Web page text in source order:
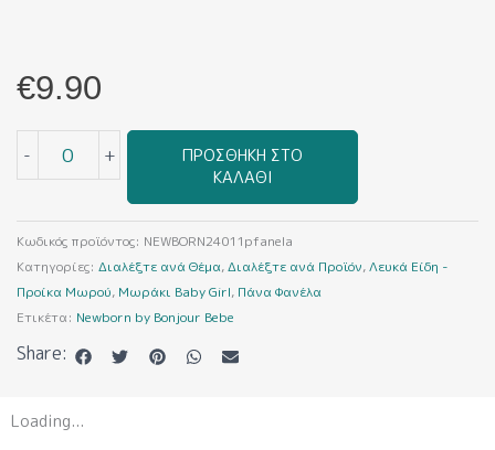
€9.90
-
(Πάνα
Φανέλα)
ποσότητα
+
ΠΡΟΣΘΉΚΗ ΣΤΟ
ΚΑΛΆΘΙ
Κωδικός προϊόντος: NEWBORN24011pfanela
Κατηγορίες: Διαλέξτε ανά Θέμα,Διαλέξτε ανά Προϊόν,Λευκά Είδη -
Προίκα Μωρού, Μωράκι Baby Girl, Πάνα Φανέλα
Ετικέτα: Newborn by Bonjour Bebe
Share:
Loading...